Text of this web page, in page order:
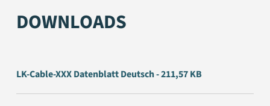
DOWNLOADS
LK-Cable-XXX Datenblatt Deutsch - 211,57 KB